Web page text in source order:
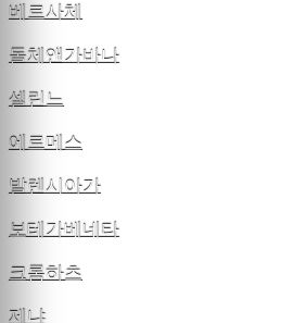
베르사체
돌체앤가바나
셀린느
에르메스
발렌시아가
보테가베네타
크롬하츠
제냐